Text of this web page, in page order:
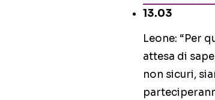
13.03
Leone: “Per
attesa di
non sicuri,